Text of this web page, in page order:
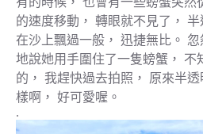
的速度移動， 轉眼就不見了，
在沙上飄過一般， 迅捷無比。
地說她用手圍住了一隻螃蟹， 不
的， 我趕快過去拍照， 原來半
樣啊， 好可愛喔。
.